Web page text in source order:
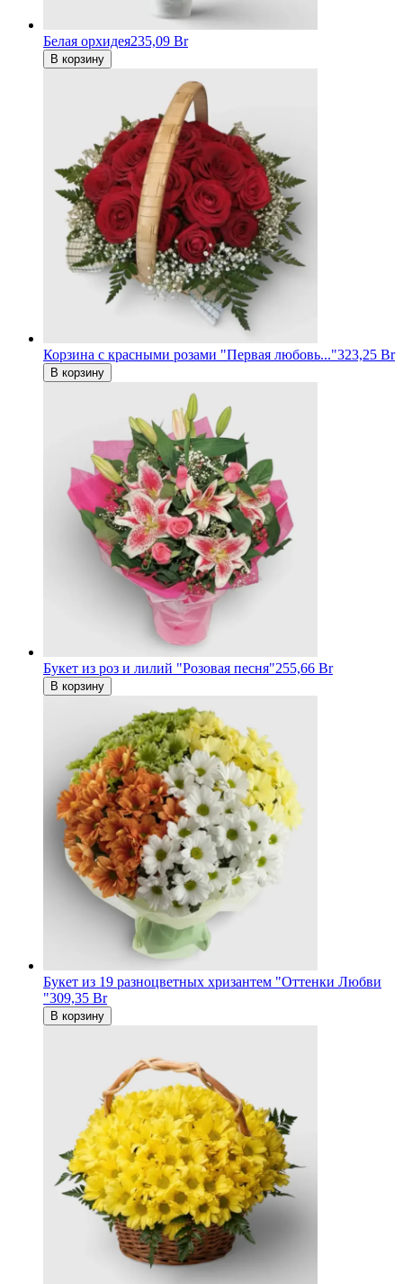
Белая орхидея235,09 Br
В корзину
Корзина с красными розами "Первая любовь..."323,25 Br
В корзину
Букет из роз и лилий "Розовая песня"255,66 Br
В корзину
Букет из 19 разноцветных хризантем "Оттенки Любви
"309,35 Br
В корзину